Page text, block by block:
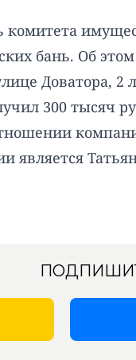
комитета
бань. Об
Доватора, 2
300 тысяч
является